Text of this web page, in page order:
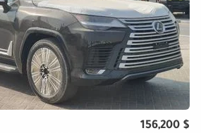
$ 156,200